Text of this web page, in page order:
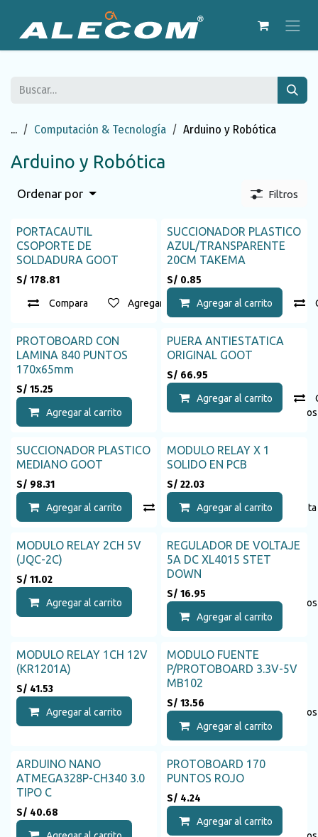
... Computación & Tecnología Arduino y Robótica
Arduino y Robótica
Ordenar por Filtros
PORTACAUTIL
CSOPORTE DE
SOLDADURA GOOT
S/ 178.81
Compara Agregar a la lista de deseos
SUCCIONADOR PLASTICO
AZUL/TRANSPARENTE
20CM TAKEMA
S/ 0.85
Agregar al carrito
PROTOBOARD CON
LAMINA 840 PUNTOS
170x65mm
S/ 15.25
Agregar al carrito Agregar a la lista de deseos
PUERA ANTIESTATICA
ORIGINAL GOOT
S/ 66.95
Agregar al carrito
SUCCIONADOR PLASTICO
MEDIANO GOOT
S/ 98.31
Agregar al carrito Compara Agregar a la
MODULO RELAY X 1
SOLIDO EN PCB
S/ 22.03
Agregar al carrito
MODULO RELAY 2CH 5V
(JQC-2C)
S/ 11.02
Agregar al carrito Agregar a la lista de deseos
REGULADOR DE VOLTAJE
5A DC XL4015 STET
DOWN
S/ 16.95
Agregar al carrito
MODULO RELAY 1CH 12V
(KR1201A)
S/ 41.53
Agregar al carrito Agregar a la lista de deseos
MODULO FUENTE
P/PROTOBOARD 3.3V-5V
MB102
S/ 13.56
Agregar al carrito
ARDUINO NANO
ATMEGA328P-CH340 3.0
TIPO C
S/ 40.68
PROTOBOARD 170
PUNTOS ROJO
S/ 4.24
Agregar al carrito